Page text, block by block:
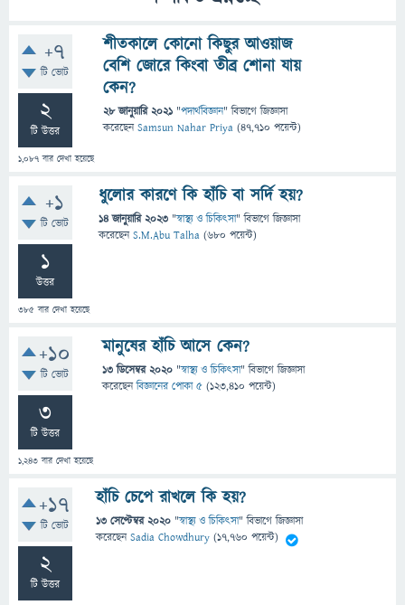
+7
টি ভোট
2
টি উত্তর
1,087 বার দেখা হয়েছে
শীতকালে কোনো কিছুর আওয়াজ
বেশি জোরে কিংবা তীব্র শোনা যায়
কেন?
28 জানুয়ারি 2021 "পদার্থবিজ্ঞান" বিভাগে জিজ্ঞাসা
করেছেনSamsun Nahar Priya (47,710 পয়েন্ট)
+1
টি ভোট
1
উত্তর
385 বার দেখা হয়েছে
ধুলোর কারণে কি হাঁচি বা সর্দি হয়?
14 জানুয়ারি 2023 "স্বাস্থ্য ও চিকিৎসা" বিভাগে জিজ্ঞাসা
করেছেনS.M.Abu Talha (680 পয়েন্ট)
+10
টি ভোট
3
টি উত্তর
1,243 বার দেখা হয়েছে
মানুষের হাঁচি আসে কেন?
13 ডিসেম্বর 2020 "স্বাস্থ্য ও চিকিৎসা" বিভাগে জিজ্ঞাসা
করেছেনবিজ্ঞানের পোকা ৫ (123,410 পয়েন্ট)
+17
টি ভোট
2
টি উত্তর
হাঁচি চেপে রাখলে কি হয়?
13 সেপ্টেম্বর 2020 "স্বাস্থ্য ও চিকিৎসা" বিভাগে জিজ্ঞাসা
করেছেনSadia Chowdhury (17,760 পয়েন্ট)